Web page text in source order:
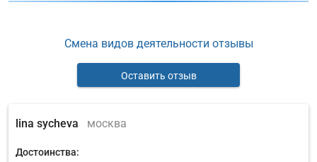
Смена видов деятельности отзывы
Оставить отзыв
lina sycheva москва
Достоинства: